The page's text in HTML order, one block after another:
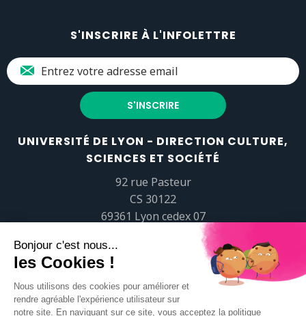
S'INSCRIRE À L'INFOLETTRE
UNIVERSITÉ DE LYON - DIRECTION CULTURE,
SCIENCES ET SOCIÉTÉ
92 rue Pasteur
CS 30122
69361 Lyon cedex 07
popsciences@universite-lyon.fr
Tél.+33 (0)4 37 37 82 01